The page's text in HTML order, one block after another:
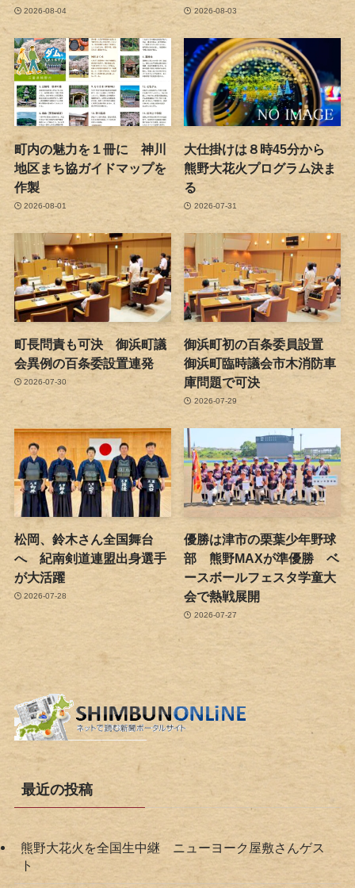
2026-08-04 2026-08-03
町内の魅力を１冊に 神川
地区まち協ガイドマップを
作製
2026-08-01
大仕掛けは８時45分から
熊野大花火プログラム決ま
る
2026-07-31
町長問責も可決 御浜町議
会異例の百条委設置連発
2026-07-30
御浜町初の百条委員設置
御浜町臨時議会市木消防車
庫問題で可決
2026-07-29
松岡、鈴木さん全国舞台
へ 紀南剣道連盟出身選手
が大活躍
2026-07-28
優勝は津市の栗葉少年野球
部 熊野MAXが準優勝 ベ
ースボールフェスタ学童大
会で熱戦展開
2026-07-27
最近の投稿
熊野大花火を全国生中継 ニューヨーク屋敷さんゲス
ト